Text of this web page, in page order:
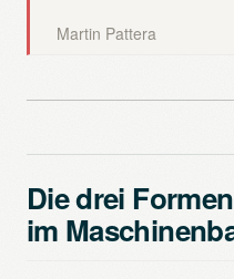
Martin Pattera
Die drei
im